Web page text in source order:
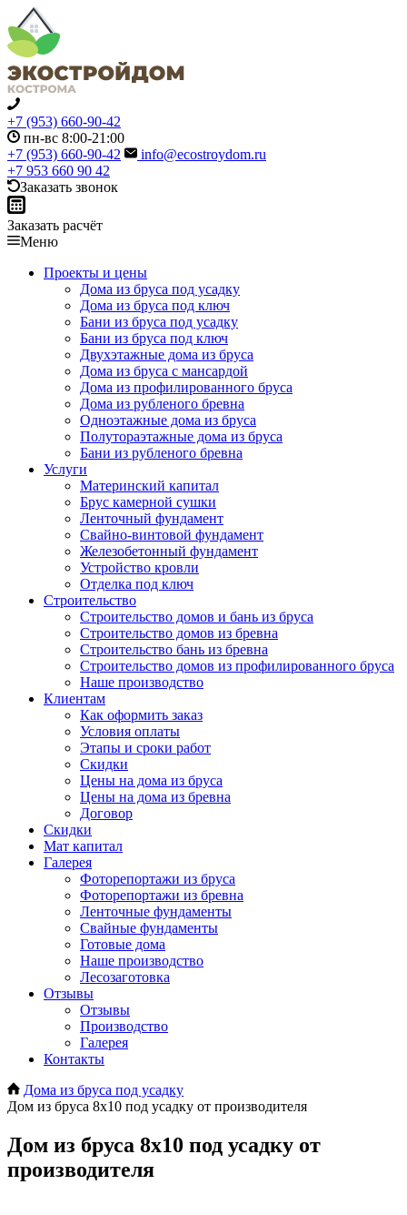
+7 (953) 660-90-42
пн-вс 8:00-21:00
+7 (953) 660-90-42
info@ecostroydom.ru
+7 953 660 90 42
Заказать звонок
Заказать расчёт
Меню
Проекты и цены
Дома из бруса под усадку
Дома из бруса под ключ
Бани из бруса под усадку
Бани из бруса под ключ
Двухэтажные дома из бруса
Дома из бруса с мансардой
Дома из профилированного бруса
Дома из рубленого бревна
Одноэтажные дома из бруса
Полутораэтажные дома из бруса
Бани из рубленого бревна
Услуги
Материнский капитал
Брус камерной сушки
Ленточный фундамент
Свайно-винтовой фундамент
Железобетонный фундамент
Устройство кровли
Отделка под ключ
Строительство
Строительство домов и бань из бруса
Строительство домов из бревна
Строительство бань из бревна
Строительство домов из профилированного бруса
Наше производство
Клиентам
Как оформить заказ
Условия оплаты
Этапы и сроки работ
Скидки
Цены на дома из бруса
Цены на дома из бревна
Договор
Скидки
Мат капитал
Галерея
Фоторепортажи из бруса
Фоторепортажи из бревна
Ленточные фундаменты
Свайные фундаменты
Готовые дома
Наше производство
Лесозаготовка
Отзывы
Отзывы
Производство
Галерея
Контакты
Дома из бруса под усадку
Дом из бруса 8х10 под усадку от производителя
Дом из бруса 8х10 под усадку от
производителя